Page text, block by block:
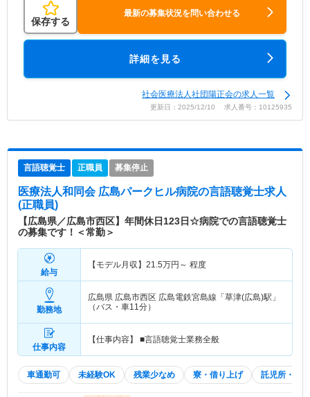
保存する
最新の募集状況を問い合わせる
詳細を見る
社会医療法人社団陽正会の求人一覧
更新日：2025/12/10 求人番号：10125935
言語聴覚士 正職員 募集停止
医療法人和同会 広島パークヒル病院の言語聴覚士求人
(正職員)
【広島県／広島市西区】年間休日123日☆病院での言語聴覚士
の募集です！＜常勤＞
給与
【モデル月収】 21.5万円～ 程度
勤務地
広島県 広島市西区 広島電鉄宮島線「草津(広島)駅」
（バス・車11分）
仕事内容
【仕事内容】 ■言語聴覚士業務全般
車通勤可 未経験OK 残業少なめ 寮・借り上げ 託児所・育